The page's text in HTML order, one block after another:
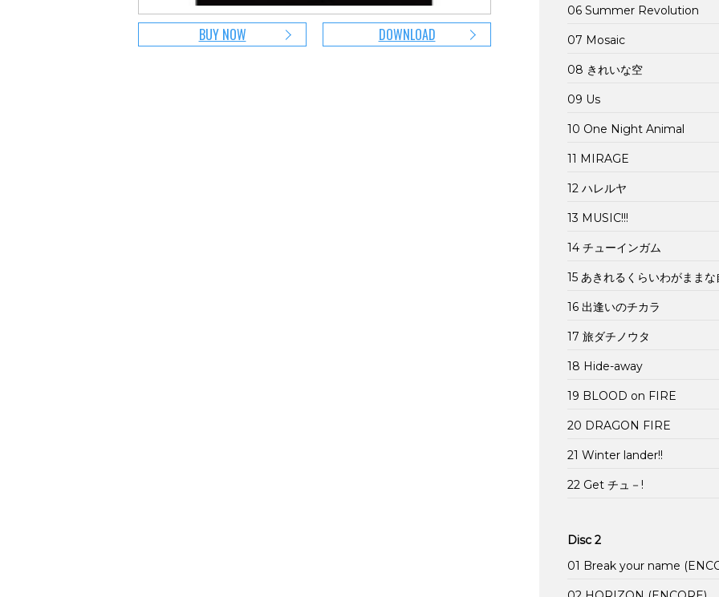
BUY NOW DOWNLOAD
06 Summer Revolution
07 Mosaic
08 きれいな空
09 Us
10 One Night Animal
11 MIRAGE
12 ハレルヤ
13 MUSIC!!!
14 チューインガム
15 あきれるくらいわがままな
16 出逢いのチカラ
17 旅ダチノウタ
18 Hide-away
19 BLOOD on FIRE
20 DRAGON FIRE
21 Winter lander!!
22 Get チュ－!
Disc 2
01 Break your name